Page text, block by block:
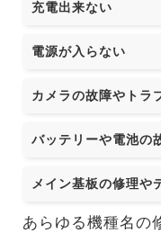
充電出来ない
電源が入らない
カメラの故障やトラ
バッテリーや電池の
メイン基板の修理や
あらゆる機種名の